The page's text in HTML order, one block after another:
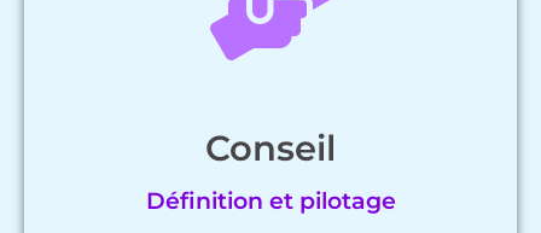
Conseil
Définition et pilotage